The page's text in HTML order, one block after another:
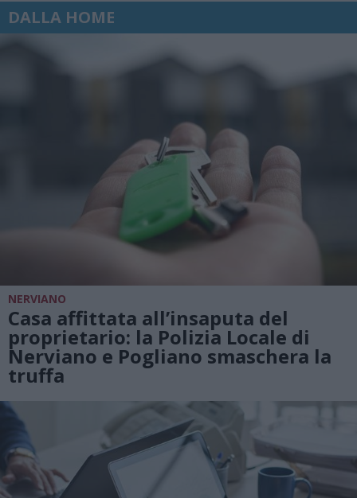
DALLA HOME
NERVIANO
Casa affittata all’insaputa del
proprietario: la Polizia Locale di
Nerviano e Pogliano smaschera la
truffa